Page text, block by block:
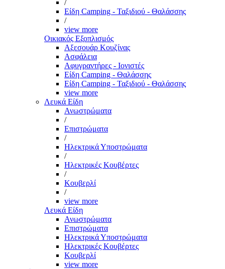
/
Είδη Camping - Ταξιδιού - Θαλάσσης
/
view more
Οικιακός Εξοπλισμός
Αξεσουάρ Κουζίνας
Ασφάλεια
Αφυγραντήρες - Ιονιστές
Είδη Camping - Θαλάσσης
Είδη Camping - Ταξιδιού - Θαλάσσης
view more
Λευκά Είδη
Ανωστρώματα
/
Επιστρώματα
/
Ηλεκτρικά Υποστρώματα
/
Ηλεκτρικές Κουβέρτες
/
Κουβερλί
/
view more
Λευκά Είδη
Ανωστρώματα
Επιστρώματα
Ηλεκτρικά Υποστρώματα
Ηλεκτρικές Κουβέρτες
Κουβερλί
view more